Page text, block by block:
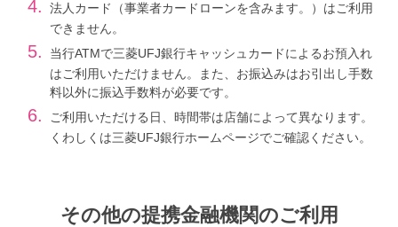
4.
法人カード（事業者カードローンを含みます。）はご利用
できません。
5.
当行ATMで三菱UFJ銀行キャッシュカードによるお預入れ
はご利用いただけません。また、お振込みはお引出し手数
料以外に振込手数料が必要です。
6.
ご利用いただける日、時間帯は店舗によって異なります。
くわしくは三菱UFJ銀行ホームページでご確認ください。
その他の提携金融機関のご利用